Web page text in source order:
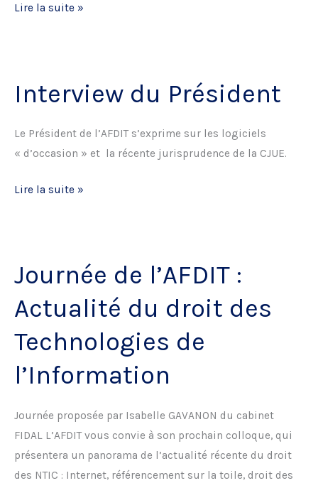
Journée
Théorie
pratique
des
informatiques
Lire la suite »
Interview du Président
Le Président de l’AFDIT s’exprime sur les logiciels
« d’occasion » et la récente jurisprudence de la CJUE.
Interview
Lire la suite »
Journée de l’AFDIT :
Actualité du droit des
Technologies de
l’Information
Journée proposée par Isabelle GAVANON du cabinet
FIDAL L’AFDIT vous convie à son prochain colloque, qui
présentera un panorama de l’actualité récente du droit
des NTIC : Internet, référencement sur la toile, droit des